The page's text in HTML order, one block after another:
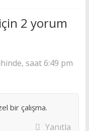
2 yorum
saat 6:49 pm
bir çalışma.
Yanıtla